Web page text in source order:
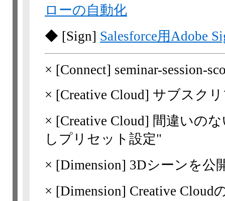
ローの自動化
◆ [Sign] Salesforce用Adobe
× [Connect] seminar-session-
× [Creative Cloud] サブスク
× [Creative Cloud] 間違いの
しプリセット設定"
× [Dimension] 3Dシーンを公
× [Dimension] Creative Cloud